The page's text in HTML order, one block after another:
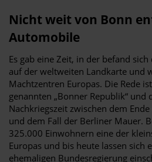
Nicht weit von Bonn
Automobile
Es gab eine Zeit, in der befand
auf der weltweiten Landkarte und
Machtzentren Europas. Die Rede
genannten „Bonner Republik“
Nachkriegszeit zwischen dem
und dem Fall der Berliner Mauer.
325.000 Einwohnern eine der
Europas und bis heute lassen sich
ehemaligen Bundesregierung